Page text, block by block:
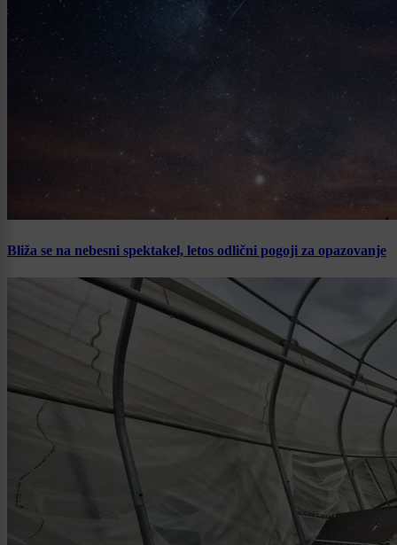
Bliža se na nebesni spektakel, letos odlični pogoji za opazovanje